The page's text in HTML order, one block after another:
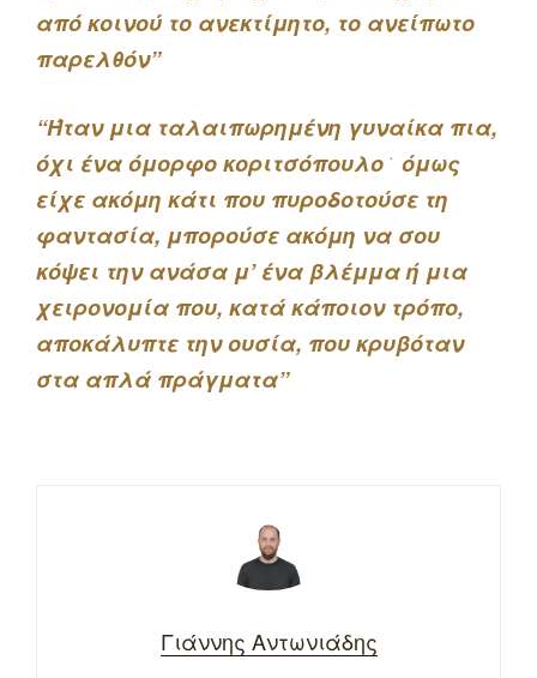
από κοινού το ανεκτίμητο, το ανείπωτο
παρελθόν”
“Ήταν μια ταλαιπωρημένη γυναίκα πια,
όχι ένα όμορφο κοριτσόπουλο ͘ όμως
είχε ακόμη κάτι που πυροδοτούσε τη
φαντασία, μπορούσε ακόμη να σου
κόψει την ανάσα μ’ ένα βλέμμα ή μια
χειρονομία που, κατά κάποιον τρόπο,
αποκάλυπτε την ουσία, που κρυβόταν
στα απλά πράγματα”
Γιάννης Αντωνιάδης